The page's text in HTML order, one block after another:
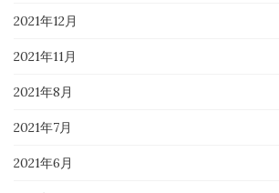
2021年12月
2021年11月
2021年8月
2021年7月
2021年6月